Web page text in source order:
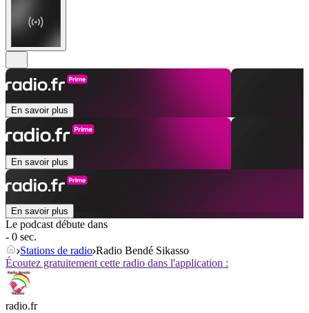
En savoir plus
En savoir plus
En savoir plus
Le podcast débute dans
- 0 sec.
Stations de radio Radio Bendé Sikasso
Écoutez gratuitement cette radio dans l'application :
radio.fr